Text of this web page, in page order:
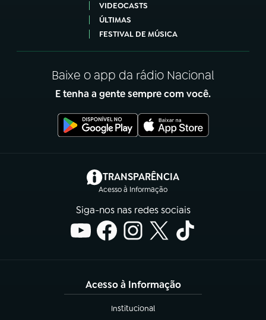
VIDEOCASTS
ÚLTIMAS
FESTIVAL DE MÚSICA
Baixe o app da rádio Nacional
E tenha a gente sempre com você.
TRANSPARÊNCIA
Acesso à Informação
(abre em nova aba)
Siga-nos nas redes sociais
Acesso à Informação
Institucional
(abre em nova aba)